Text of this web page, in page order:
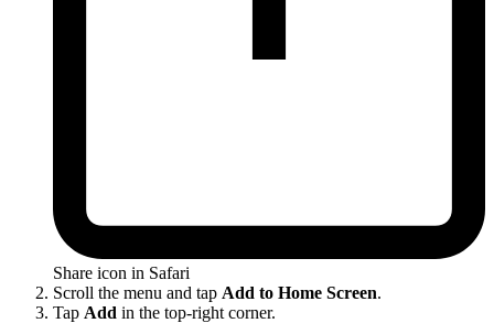
Share icon in Safari
Scroll the menu and tap Add to Home Screen.
Tap Add in the top-right corner.